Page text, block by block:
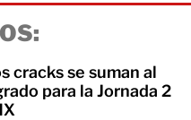
cracks se suman al
para la Jornada 2